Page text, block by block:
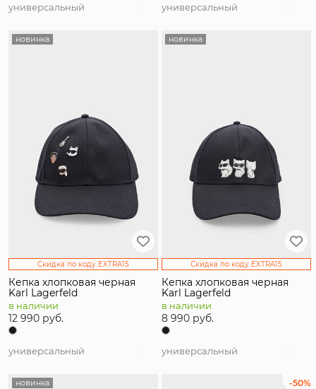
универсальный универсальный
новинка
Скидка по коду EXTRA15
Кепка хлопковая черная
Karl Lagerfeld
в наличии
12 990 руб.
универсальный
новинка
Скидка по коду EXTRA15
Кепка хлопковая черная
Karl Lagerfeld
в наличии
8 990 руб.
универсальный
новинка -50%